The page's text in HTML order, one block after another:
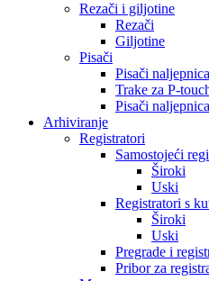
Rezači i giljotine
Rezači
Giljotine
Pisači
Pisači naljepnica
Trake za P-
Pisači
Arhiviranje
Registratori
Samostojeći
Široki
Uski
Registratori s
Široki
Uski
Pregrade i
Pribor za